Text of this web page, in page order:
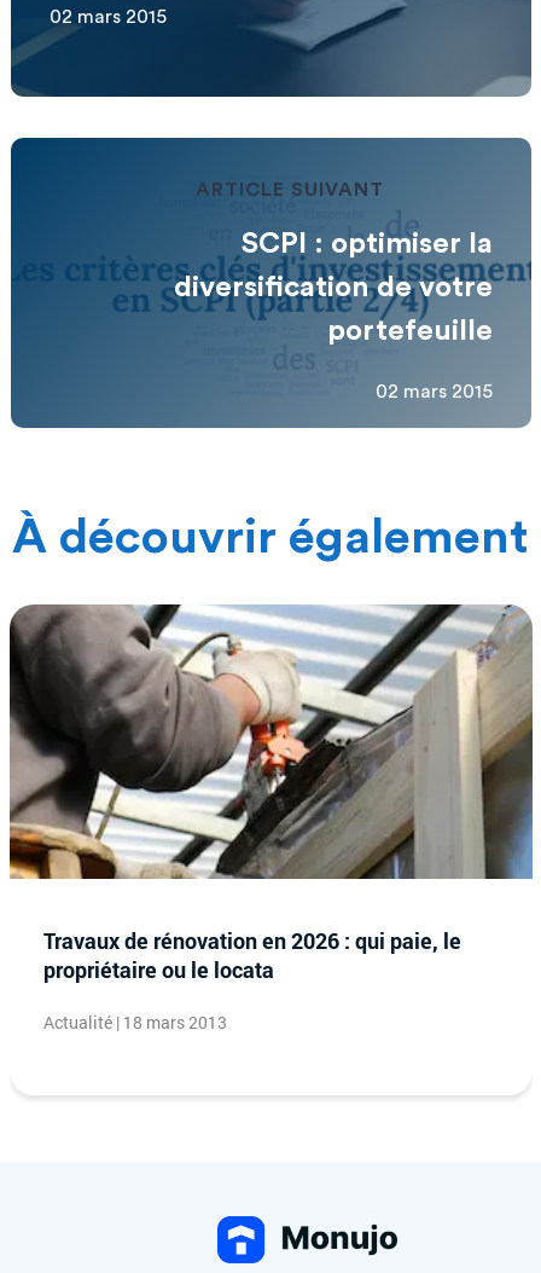
02 mars 2015
ARTICLE SUIVANT
SCPI : optimiser la
diversification de votre
portefeuille
02 mars 2015
À découvrir également
Travaux de rénovation en 2026 : qui paie, le
propriétaire ou le locata
Actualité | 18 mars 2013